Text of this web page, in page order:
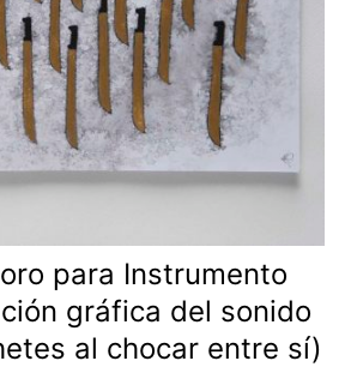
para Instrumento
gráfica del sonido
al chocar entre sí)